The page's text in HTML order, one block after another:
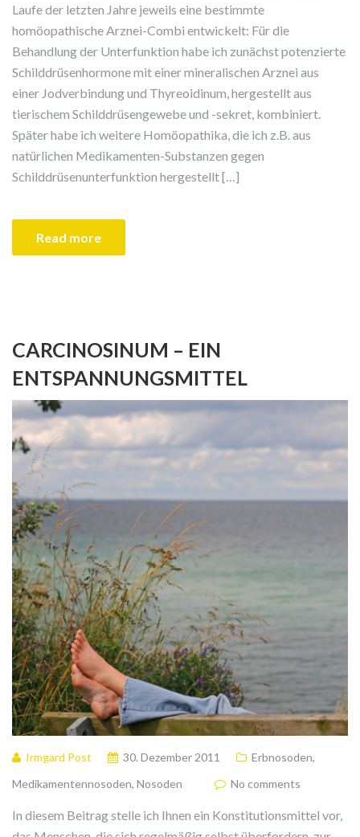
Laufe der letzten Jahre jeweils eine bestimmte
homöopathische Arznei-Combi entwickelt: Für die
Behandlung der Unterfunktion habe ich zunächst potenzierte
Schilddrüsenhormone mit einer mineralischen Arznei aus
einer Jodverbindung und Thyreoidinum, hergestellt aus
tierischem Schilddrüsengewebe und -sekret, kombiniert.
Später habe ich weitere Homöopathika, die ich z.B. aus
natürlichen Medikamenten-Substanzen gegen
Schilddrüsenunterfunktion hergestellt […]
Read more
CARCINOSINUM – EIN
ENTSPANNUNGSMITTEL
Irmgard Post 30. Dezember 2011 Erbnosoden,
Medikamentennosoden, Nosoden No comments
In diesem Beitrag stelle ich Ihnen ein Konstitutionsmittel vor,